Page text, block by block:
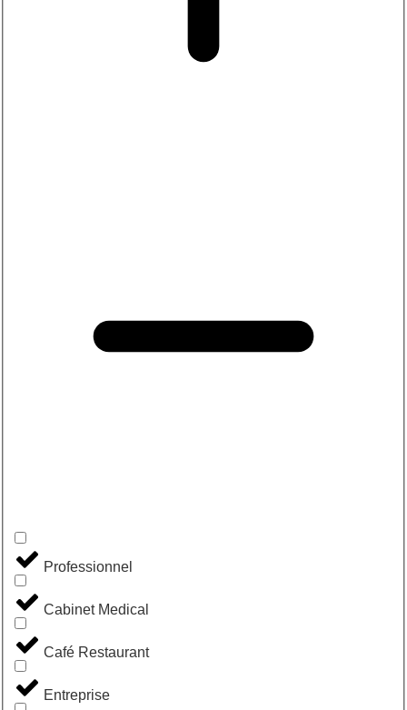
Professionnel
Cabinet Medical
Café Restaurant
Entreprise